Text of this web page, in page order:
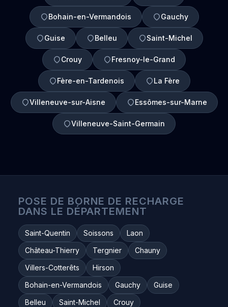
Bohain-en-Vermandois Gauchy
Guise Belleu Saint-Michel
Crouy Fresnoy-le-Grand
Fère-en-Tardenois La Fère
Villeneuve-sur-Aisne Essômes-sur-Marne
Villeneuve-Saint-Germain
POSE DE BORNE DE RECHARGE
DANS LE DÉPARTEMENT
Saint-Quentin Soissons
Laon
Château-Thierry
Tergnier
Chauny
Villers-Cotterêts
Hirson
Bohain-en-Vermandois
Gauchy
Guise
Belleu
Saint-Michel
Crouy